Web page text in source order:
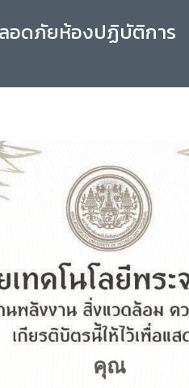
อดภัยห้องปฏิบัติการ
คุณ